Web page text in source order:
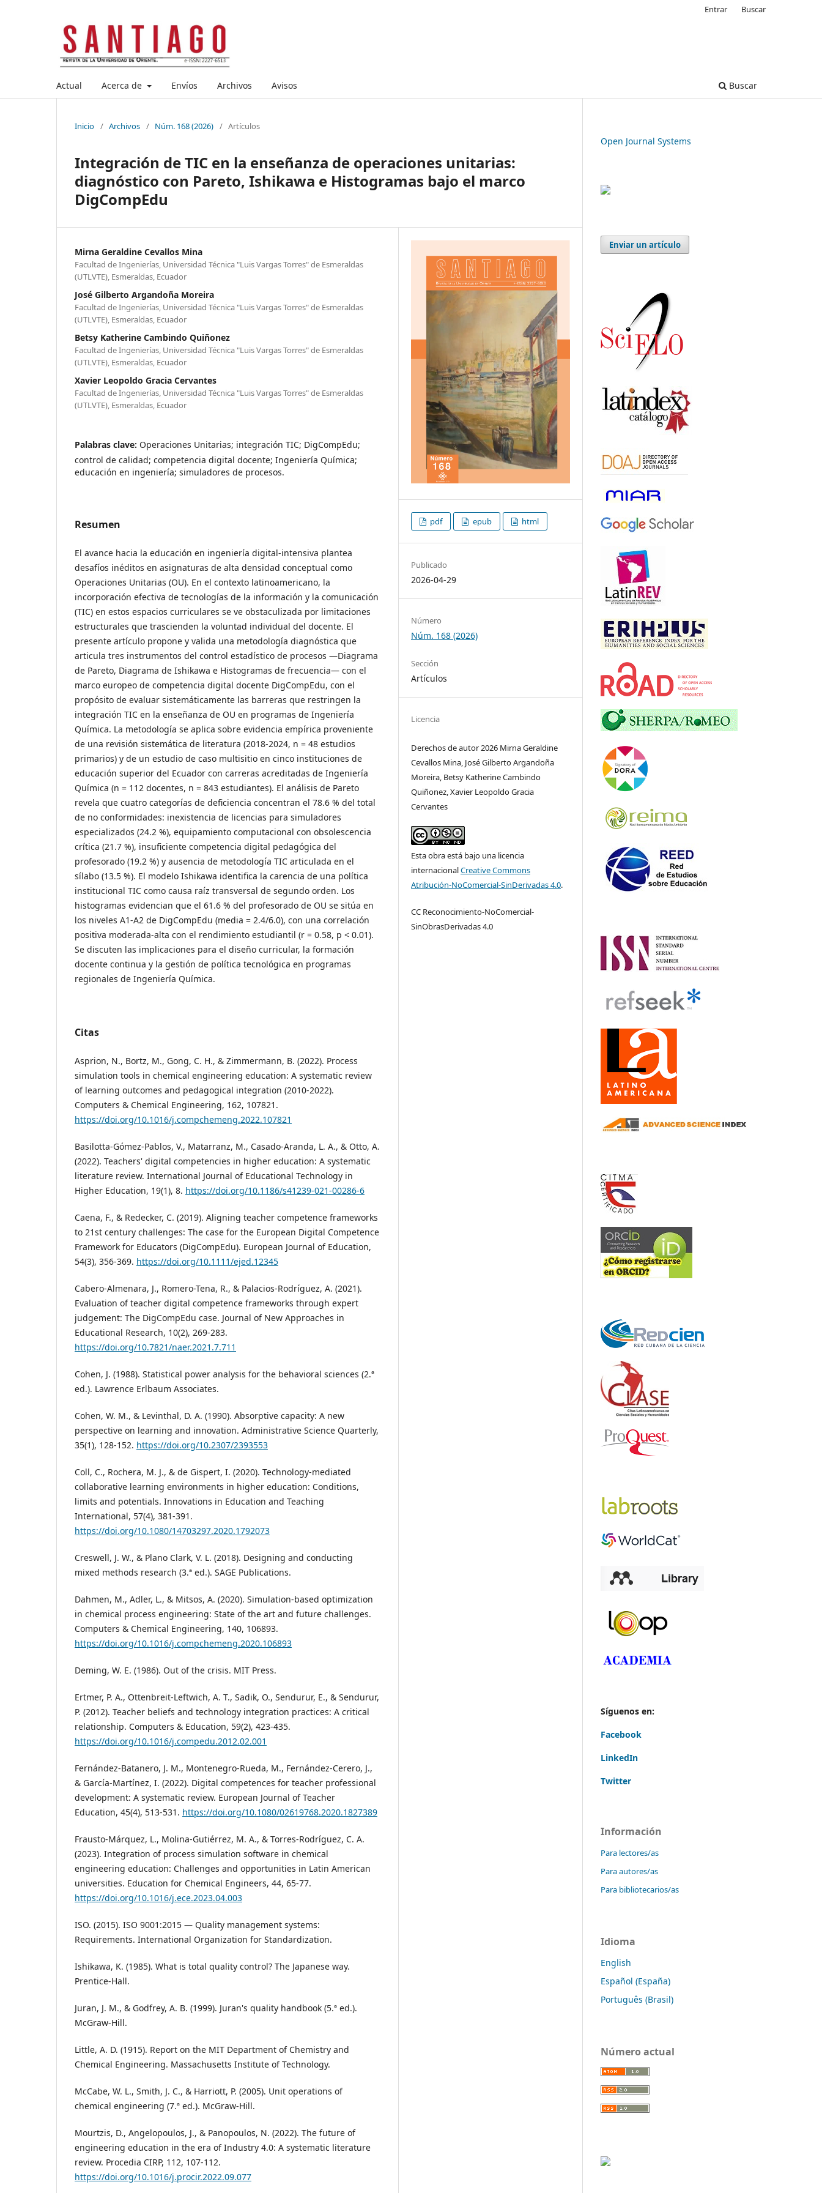
Actual Acerca de Envíos Archivos Avisos Buscar
Entrar Buscar
Inicio / Archivos / Núm. 168 (2026) / Artículos
Integración de TIC en la enseñanza de operaciones unitarias:
diagnóstico con Pareto, Ishikawa e Histogramas bajo el marco
DigCompEdu
Mirna Geraldine Cevallos Mina
Facultad de Ingenierías, Universidad Técnica "Luis Vargas Torres" de Esmeraldas
(UTLVTE), Esmeraldas, Ecuador
José Gilberto Argandoña Moreira
Facultad de Ingenierías, Universidad Técnica "Luis Vargas Torres" de Esmeraldas
(UTLVTE), Esmeraldas, Ecuador
Betsy Katherine Cambindo Quiñonez
Facultad de Ingenierías, Universidad Técnica "Luis Vargas Torres" de Esmeraldas
(UTLVTE), Esmeraldas, Ecuador
Xavier Leopoldo Gracia Cervantes
Facultad de Ingenierías, Universidad Técnica "Luis Vargas Torres" de Esmeraldas
(UTLVTE), Esmeraldas, Ecuador
Palabras clave: Operaciones Unitarias; integración TIC; DigCompEdu;
control de calidad; competencia digital docente; Ingeniería Química;
educación en ingeniería; simuladores de procesos.
Resumen
El avance hacia la educación en ingeniería digital-intensiva plantea
desafíos inéditos en asignaturas de alta densidad conceptual como
Operaciones Unitarias (OU). En el contexto latinoamericano, la
incorporación efectiva de tecnologías de la información y la comunicación
(TIC) en estos espacios curriculares se ve obstaculizada por limitaciones
estructurales que trascienden la voluntad individual del docente. El
presente artículo propone y valida una metodología diagnóstica que
articula tres instrumentos del control estadístico de procesos —Diagrama
de Pareto, Diagrama de Ishikawa e Histogramas de frecuencia— con el
marco europeo de competencia digital docente DigCompEdu, con el
propósito de evaluar sistemáticamente las barreras que restringen la
integración TIC en la enseñanza de OU en programas de Ingeniería
Química. La metodología se aplica sobre evidencia empírica proveniente
de una revisión sistemática de literatura (2018-2024, n = 48 estudios
primarios) y de un estudio de caso multisitio en cinco instituciones de
educación superior del Ecuador con carreras acreditadas de Ingeniería
Química (n = 112 docentes, n = 843 estudiantes). El análisis de Pareto
revela que cuatro categorías de deficiencia concentran el 78.6 % del total
de no conformidades: inexistencia de licencias para simuladores
especializados (24.2 %), equipamiento computacional con obsolescencia
crítica (21.7 %), insuficiente competencia digital pedagógica del
profesorado (19.2 %) y ausencia de metodología TIC articulada en el
sílabo (13.5 %). El modelo Ishikawa identifica la carencia de una política
institucional TIC como causa raíz transversal de segundo orden. Los
histogramas evidencian que el 61.6 % del profesorado de OU se sitúa en
los niveles A1-A2 de DigCompEdu (media = 2.4/6.0), con una correlación
positiva moderada-alta con el rendimiento estudiantil (r = 0.58, p < 0.01).
Se discuten las implicaciones para el diseño curricular, la formación
docente continua y la gestión de política tecnológica en programas
regionales de Ingeniería Química.
Citas
Asprion, N., Bortz, M., Gong, C. H., & Zimmermann, B. (2022). Process
simulation tools in chemical engineering education: A systematic review
of learning outcomes and pedagogical integration (2010-2022).
Computers & Chemical Engineering, 162, 107821.
https://doi.org/10.1016/j.compchemeng.2022.107821
Basilotta-Gómez-Pablos, V., Matarranz, M., Casado-Aranda, L. A., & Otto, A.
(2022). Teachers' digital competencies in higher education: A systematic
literature review. International Journal of Educational Technology in
Higher Education, 19(1), 8. https://doi.org/10.1186/s41239-021-00286-6
Caena, F., & Redecker, C. (2019). Aligning teacher competence frameworks
to 21st century challenges: The case for the European Digital Competence
Framework for Educators (DigCompEdu). European Journal of Education,
54(3), 356-369. https://doi.org/10.1111/ejed.12345
Cabero-Almenara, J., Romero-Tena, R., & Palacios-Rodríguez, A. (2021).
Evaluation of teacher digital competence frameworks through expert
judgement: The DigCompEdu case. Journal of New Approaches in
Educational Research, 10(2), 269-283.
https://doi.org/10.7821/naer.2021.7.711
Cohen, J. (1988). Statistical power analysis for the behavioral sciences (2.ª
ed.). Lawrence Erlbaum Associates.
Cohen, W. M., & Levinthal, D. A. (1990). Absorptive capacity: A new
perspective on learning and innovation. Administrative Science Quarterly,
35(1), 128-152. https://doi.org/10.2307/2393553
Coll, C., Rochera, M. J., & de Gispert, I. (2020). Technology-mediated
collaborative learning environments in higher education: Conditions,
limits and potentials. Innovations in Education and Teaching
International, 57(4), 381-391.
https://doi.org/10.1080/14703297.2020.1792073
Creswell, J. W., & Plano Clark, V. L. (2018). Designing and conducting
mixed methods research (3.ª ed.). SAGE Publications.
Dahmen, M., Adler, L., & Mitsos, A. (2020). Simulation-based optimization
in chemical process engineering: State of the art and future challenges.
Computers & Chemical Engineering, 140, 106893.
https://doi.org/10.1016/j.compchemeng.2020.106893
Deming, W. E. (1986). Out of the crisis. MIT Press.
Ertmer, P. A., Ottenbreit-Leftwich, A. T., Sadik, O., Sendurur, E., & Sendurur,
P. (2012). Teacher beliefs and technology integration practices: A critical
relationship. Computers & Education, 59(2), 423-435.
https://doi.org/10.1016/j.compedu.2012.02.001
Fernández-Batanero, J. M., Montenegro-Rueda, M., Fernández-Cerero, J.,
& García-Martínez, I. (2022). Digital competences for teacher professional
development: A systematic review. European Journal of Teacher
Education, 45(4), 513-531. https://doi.org/10.1080/02619768.2020.1827389
Frausto-Márquez, L., Molina-Gutiérrez, M. A., & Torres-Rodríguez, C. A.
(2023). Integration of process simulation software in chemical
engineering education: Challenges and opportunities in Latin American
universities. Education for Chemical Engineers, 44, 65-77.
https://doi.org/10.1016/j.ece.2023.04.003
ISO. (2015). ISO 9001:2015 — Quality management systems:
Requirements. International Organization for Standardization.
Ishikawa, K. (1985). What is total quality control? The Japanese way.
Prentice-Hall.
Juran, J. M., & Godfrey, A. B. (1999). Juran's quality handbook (5.ª ed.).
McGraw-Hill.
Little, A. D. (1915). Report on the MIT Department of Chemistry and
Chemical Engineering. Massachusetts Institute of Technology.
McCabe, W. L., Smith, J. C., & Harriott, P. (2005). Unit operations of
chemical engineering (7.ª ed.). McGraw-Hill.
Mourtzis, D., Angelopoulos, J., & Panopoulos, N. (2022). The future of
engineering education in the era of Industry 4.0: A systematic literature
review. Procedia CIRP, 112, 107-112.
https://doi.org/10.1016/j.procir.2022.09.077
pdf epub html
Publicado
2026-04-29
Número
Núm. 168 (2026)
Sección
Artículos
Licencia
Derechos de autor 2026 Mirna Geraldine
Cevallos Mina, José Gilberto Argandoña
Moreira, Betsy Katherine Cambindo
Quiñonez, Xavier Leopoldo Gracia
Cervantes
Esta obra está bajo una licencia
internacionalCreative Commons
Atribución-NoComercial-SinDerivadas 4.0.
CC Reconocimiento-NoComercial-
SinObrasDerivadas 4.0
Open Journal Systems
Enviar un artículo
Síguenos en:
Facebook
LinkedIn
Twitter
Información
Para lectores/as
Para autores/as
Para bibliotecarios/as
Idioma
English
Español (España)
Português (Brasil)
Número actual